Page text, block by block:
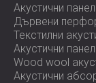
Акустични
Дървени
Текстилни
Акустични
Wood wool
Акустични